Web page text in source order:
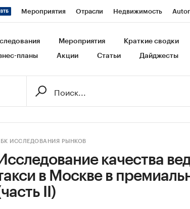
Мероприятия Отрасли Недвижимость
Франшизы Газета Спецпроекты СПб
Мероприятия Краткие сводки
планы Акции Статьи Дайджесты
ИССЛЕДОВАНИЯ РЫНКОВ
Исследование качества
в Москве в
II)